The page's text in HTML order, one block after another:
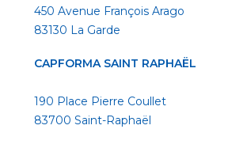
450 Avenue François Arago
83130 La Garde
CAPFORMA SAINT RAPHAËL
190 Place Pierre Coullet
83700 Saint-Raphaël